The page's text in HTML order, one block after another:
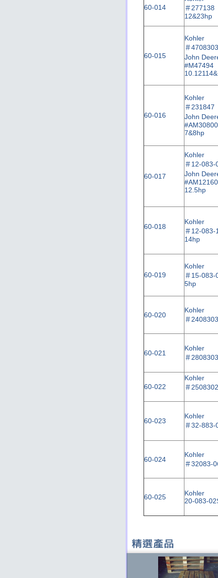
60-014
＃277138
12&23hp
60-015
Kohler
＃4708303
John
#M47494
60-016
Kohler
＃231847
John
#AM30800
7&8hp
60-017
Kohler
＃12-083-
John
12.5hp
60-018
Kohler
＃12-083-
14hp
60-019
Kohler
＃15-083-
5hp
60-020
Kohler
＃2408303
60-021
Kohler
＃2808303
60-022
Kohler
＃
60-023
Kohler
＃32-883-
60-024
Kohler
＃32083-
60-025
Kohler
20-083-